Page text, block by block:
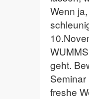
Wenn
geht.
Seminar
freshe